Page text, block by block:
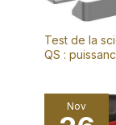
Test de la
QS :
Nov